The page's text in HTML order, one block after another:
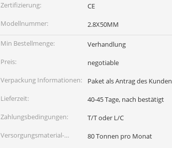
Zertifizierung:
CE
Modellnummer:
2.8X50MM
Min Bestellmenge:
Verhandlung
Preis:
negotiable
Verpackung Informationen:
Paket als Antrag des Kunden
Lieferzeit:
40-45 Tage, nach bestätigt
Zahlungsbedingungen:
T/T oder L/C
Versorgungsmaterial-
80 Tonnen pro Monat